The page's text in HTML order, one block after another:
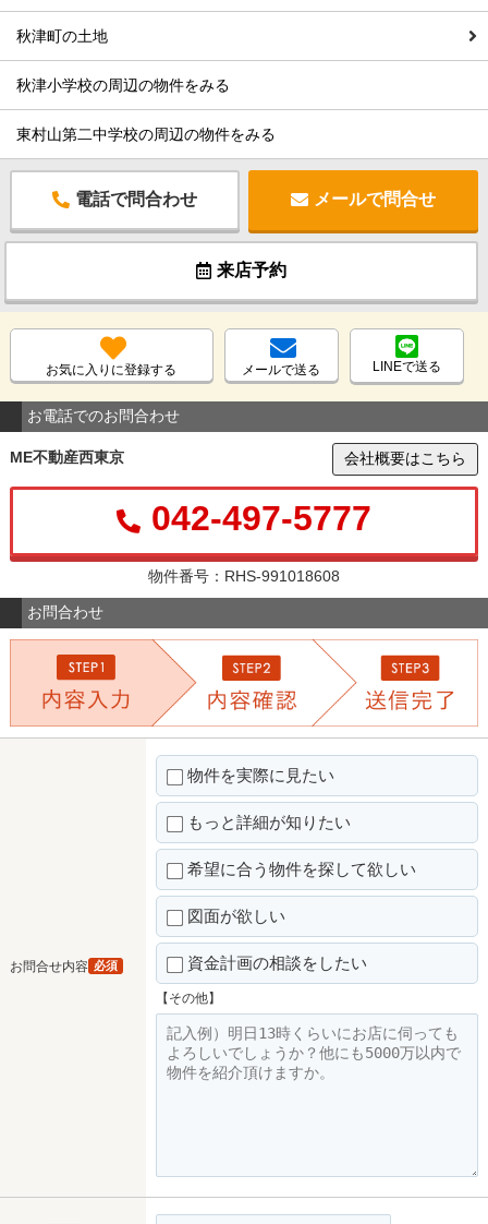
秋津町の土地
秋津小学校の周辺の物件をみる
東村山第二中学校の周辺の物件をみる
電話で問合わせ メールで問合せ
来店予約
お気に入りに登録する メールで送る LINEで送る
お電話でのお問合わせ
ME不動産西東京 会社概要はこちら
042-497-5777
物件番号：RHS-991018608
お問合わせ
お問合せ内容 必須
物件を実際に見たい
もっと詳細が知りたい
希望に合う物件を探して欲しい
図面が欲しい
資金計画の相談をしたい
【その他】